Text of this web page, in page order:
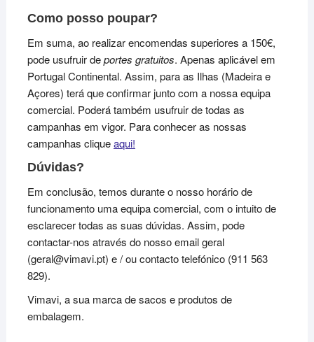
Como posso poupar?
Em suma, ao realizar encomendas superiores a 150€,
pode usufruir deportes gratuitos. Apenas aplicável em
Portugal Continental. Assim, para as Ilhas (Madeira e
Açores) terá que confirmar junto com a nossa equipa
comercial. Poderá também usufruir de todas as
campanhas em vigor. Para conhecer as nossas
campanhas cliqueaqui!
Dúvidas?
Em conclusão, temos durante o nosso horário de
funcionamento uma equipa comercial, com o intuito de
esclarecer todas as suas dúvidas. Assim, pode
contactar-nos através do nosso email geral
(geral@vimavi.pt) e / ou contacto telefónico (911 563
829).
Vimavi, a sua marca de sacos e produtos de
embalagem.